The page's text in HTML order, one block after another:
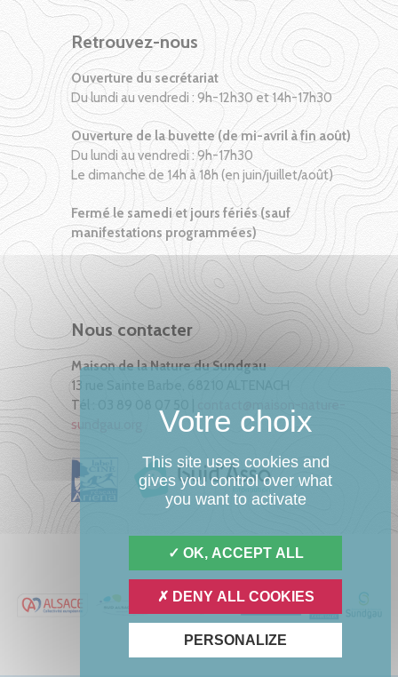
Retrouvez-nous
Ouverture du secrétariat
Du lundi au vendredi : 9h-12h30 et 14h-17h30
Ouverture de la buvette (de mi-avril à fin août)
Du lundi au vendredi : 9h-17h30
Le dimanche de 14h à 18h (en juin/juillet/août)
Fermé le samedi et jours fériés (sauf
manifestations programmées)
Nous contacter
Maison de la Nature du Sundgau
13 rue Sainte Barbe, 68210 ALTENACH
Tél : 03 89 08 07 50 |
sundgau.org
This site uses cookies and
gives you control over what
you want to activate
OK, ACCEPT ALL
DENY ALL COOKIES
PERSONALIZE